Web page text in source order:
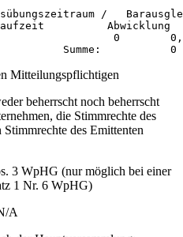
/
0
Mitteilungspflichtigen
beherrscht noch beherrscht
die Stimmrechte des
des Emittenten
3 WpHG (nur möglich bei einer
1 Nr. 6 WpHG)
A